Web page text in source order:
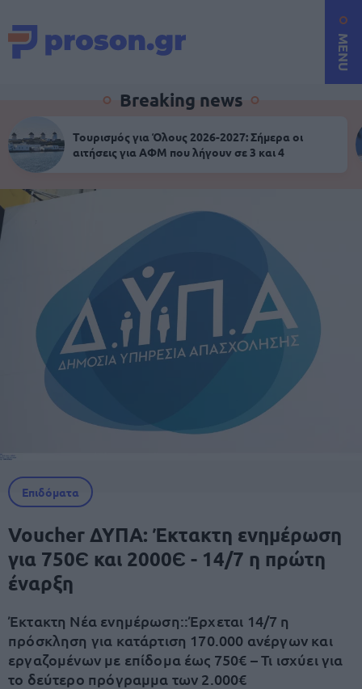
MENU
Breaking news
Τουρισμός για Όλους 2026-2027: Σήμερα οι
αιτήσεις για ΑΦΜ που λήγουν σε 3 και 4
Επιδόματα
Voucher ΔΥΠΑ: Έκτακτη ενημέρωση
για 750Є και 2000Є - 14/7 η πρώτη
έναρξη
Έκτακτη Νέα ενημέρωση::Έρχεται 14/7 η
πρόσκληση για κατάρτιση 170.000 ανέργων και
εργαζομένων με επίδομα έως 750€ – Τι ισχύει για
το δεύτερο πρόγραμμα των 2.000€